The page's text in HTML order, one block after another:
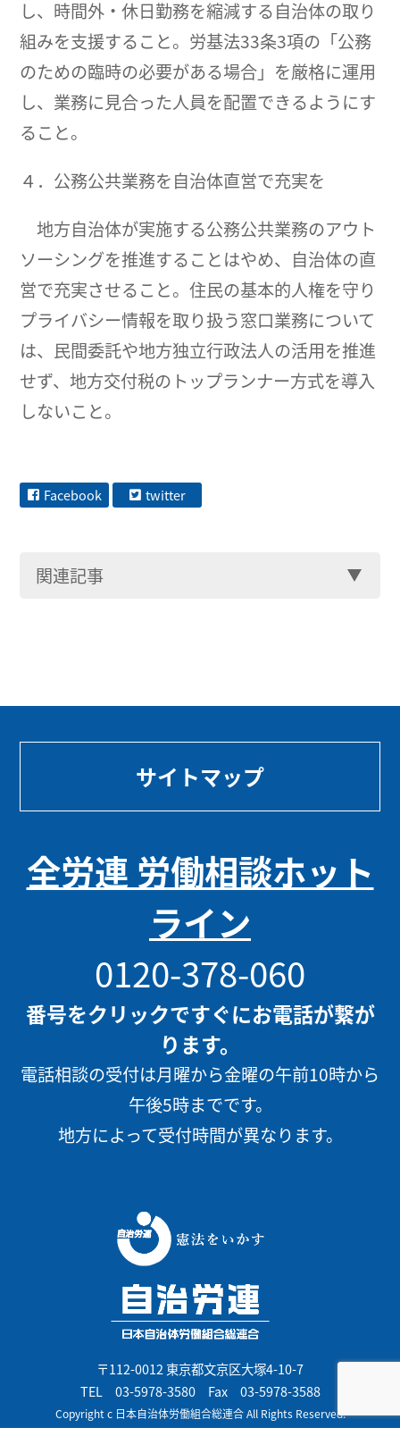
し、時間外・休日勤務を縮減する自治体の取り
組みを支援すること。労基法33条3項の「公務
のための臨時の必要がある場合」を厳格に運用
し、業務に見合った人員を配置できるようにす
ること。
４．公務公共業務を自治体直営で充実を
地方自治体が実施する公務公共業務のアウト
ソーシングを推進することはやめ、自治体の直
営で充実させること。住民の基本的人権を守り
プライバシー情報を取り扱う窓口業務について
は、民間委託や地方独立行政法人の活用を推進
せず、地方交付税のトップランナー方式を導入
しないこと。
Facebook twitter
関連記事
サイトマップ
全労連 労働相談ホット
ライン
0120-378-060
番号をクリックですぐにお電話が繋が
ります。
電話相談の受付は月曜から金曜の午前10時から
午後5時までです。
地方によって受付時間が異なります。
〒112-0012 東京都文京区大塚4-10-7
TEL 03-5978-3580Fax 03-5978-3588
Copyright c 日本自治体労働組合総連合 All Rights Reserved.